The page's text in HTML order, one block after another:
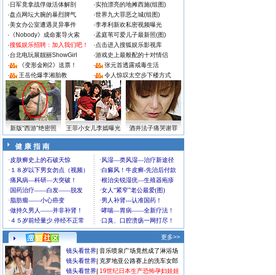
· 日军竟拿战俘做活体解剖 ·实拍漂亮的地摊西施(组图)
·盘点网坛大腕的暴烈脾气 ·世界九大罪恶之城(组图)
·美女办公室遭遇灵异事件 ·李孝利新欢私密视频曝光
· 《Nobody》成命案导火索 ·孟庭苇可爱儿子最新照(图)
·搜狐娱乐招聘：加入我们吧！ ·点击进入搜狐娱乐影视库
·台北电玩展靓丽ShowGirl ·游戏史上最般配的十对情侣
·
《变形金刚2》送票！ ·
张元首透露戒毒生活
·
王岳伦爆李湘胎教 · 令人惊叹太空步下楼方式
新版“西游”绝密照 王菲小女儿李嫣曝光 酒井法子痛哭谢罪
健 康 指 南
更多>>
镜头看世界 音乐喷泉广场竟然成了淋浴场
镜头看世界 克罗地亚公路赛上的洗车女郎
镜头看世界 19世纪日本生产恐怖孕妇娃娃